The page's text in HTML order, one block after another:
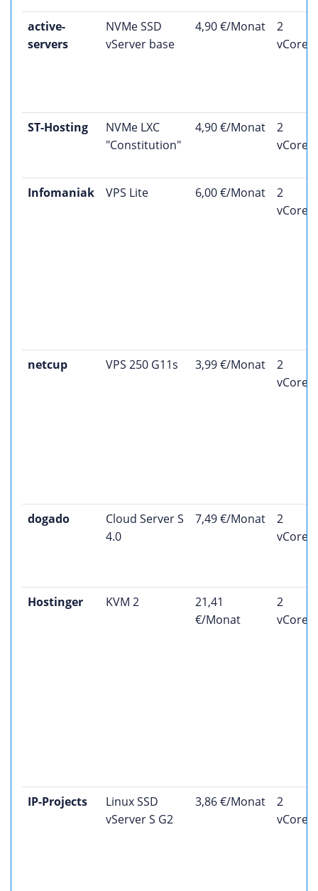
active-
servers
NVMe SSD
vServer base
4,90 €/Monat
2
vCores
ST-Hosting
NVMe LXC
"Constitution"
4,90 €/Monat
2
vCores
Infomaniak VPS Lite 6,00 €/Monat
2
vCores
netcup VPS 250 G11s 3,99 €/Monat
2
vCores
dogado
Cloud Server S
4.0
7,49 €/Monat
2
vCores
Hostinger KVM 2
21,41
€/Monat
2
vCores
IP-Projects
Linux SSD
vServer S G2
3,86 €/Monat
2
vCores